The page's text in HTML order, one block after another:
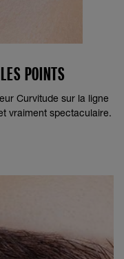
POINTS
Curvitude sur la ligne
vraiment spectaculaire.